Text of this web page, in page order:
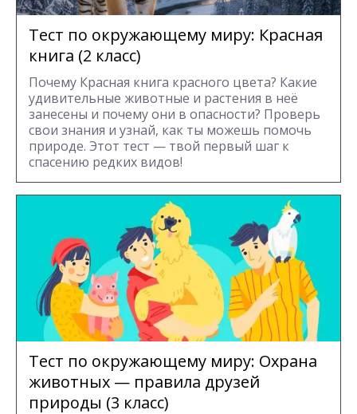
Тест по окружающему миру: Красная
книга (2 класс)
Почему Красная книга красного цвета? Какие
удивительные животные и растения в неё
занесены и почему они в опасности? Проверь
свои знания и узнай, как ты можешь помочь
природе. Этот тест — твой первый шаг к
спасению редких видов!
Тест по окружающему миру: Охрана
животных — правила друзей
природы (3 класс)